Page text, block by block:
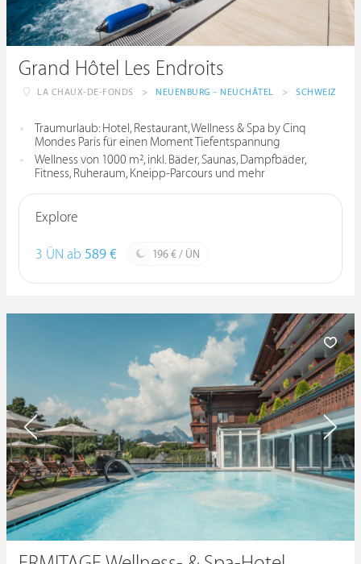
Grand Hôtel Les Endroits
LA CHAUX-DE-FONDS > NEUENBURG - NEUCHÂTEL > SCHWEIZ
Traumurlaub: Hotel, Restaurant, Wellness & Spa by Cinq
Mondes Paris für einen Moment Tiefentspannung
Wellness von 1000 m², inkl. Bäder, Saunas, Dampfbäder,
Fitness, Ruheraum, Kneipp-Parcours und mehr
Explore
3 ÜN ab 589 € 196 € / ÜN